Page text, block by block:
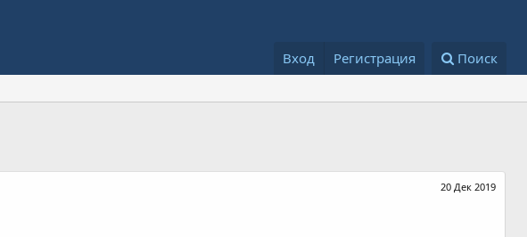
Вход Регистрация Поиск
20 Дек 2019